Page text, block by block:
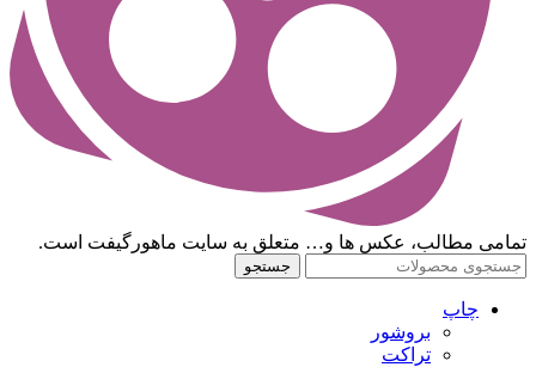
تمامی مطالب، عکس ها و… متعلق به سایت ماهورگیفت است.
جستجو
چاپ
بروشور
تراکت